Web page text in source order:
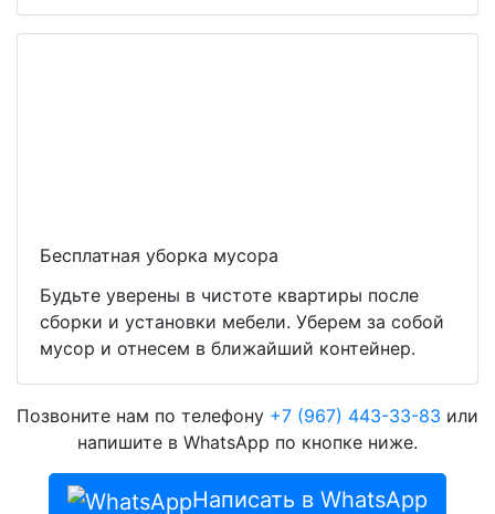
Бесплатная уборка мусора
Будьте уверены в чистоте квартиры после
сборки и установки мебели. Уберем за собой
мусор и отнесем в ближайший контейнер.
Позвоните нам по телефону +7 (967) 443-33-83 или
напишите в WhatsApp по кнопке ниже.
Написать в WhatsApp